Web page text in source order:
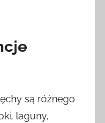
są różnego
laguny,